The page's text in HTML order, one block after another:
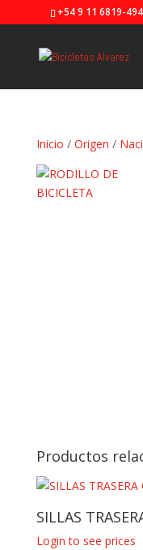
+54 9 11 6819-
Inicio / Origen /
Productos
SILLAS
Login to see prices